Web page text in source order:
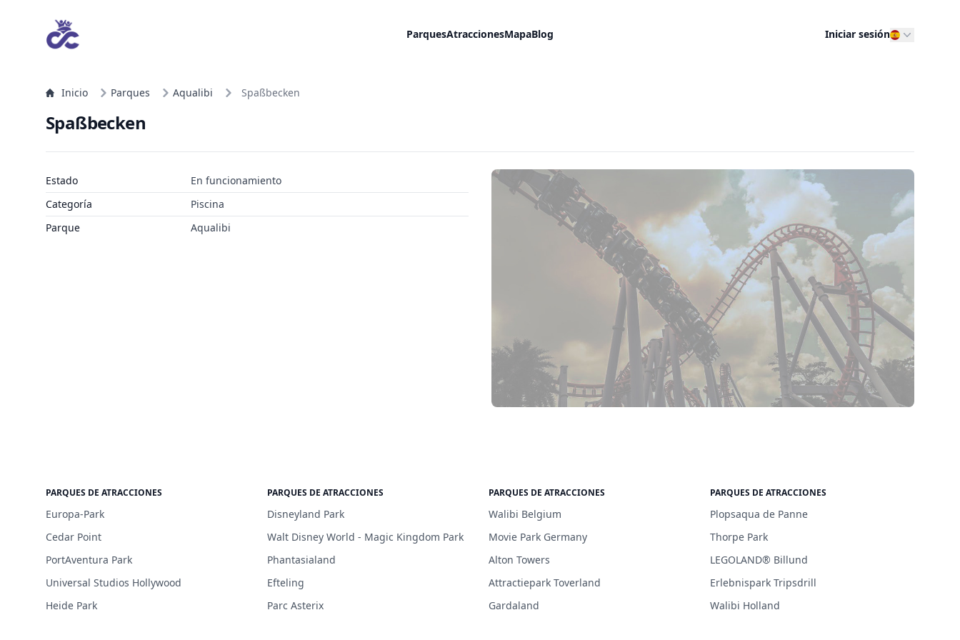
ParquesAtraccionesMapaBlog Iniciar sesión
Inicio Parques Aqualibi Spaßbecken
Spaßbecken
Estado
En funcionamiento
Categoría
Piscina
Parque
Aqualibi
PARQUES DE ATRACCIONES
Europa-Park
Cedar Point
PortAventura Park
Universal Studios Hollywood
Heide Park
PARQUES DE ATRACCIONES
Disneyland Park
Walt Disney World - Magic Kingdom Park
Phantasialand
Efteling
Parc Asterix
PARQUES DE ATRACCIONES
Walibi Belgium
Movie Park Germany
Alton Towers
Attractiepark Toverland
Gardaland
PARQUES DE ATRACCIONES
Plopsaqua de Panne
Thorpe Park
LEGOLAND® Billund
Erlebnispark Tripsdrill
Walibi Holland